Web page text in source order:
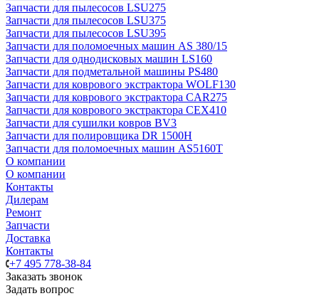
Запчасти для пылесосов LSU275
Запчасти для пылесосов LSU375
Запчасти для пылесосов LSU395
Запчасти для поломоечных машин AS 380/15
Запчасти для однодисковых машин LS160
Запчасти для подметальной машины PS480
Запчасти для коврового экстрактора WOLF130
Запчасти для коврового экстрактора CAR275
Запчасти для коврового экстрактора CEX410
Запчасти для сушилки ковров BV3
Запчасти для полировщика DR 1500H
Запчасти для поломоечных машин AS5160T
О компании
О компании
Контакты
Дилерам
Ремонт
Запчасти
Доставка
Контакты
+7 495 778-38-84
Заказать звонок
Задать вопрос